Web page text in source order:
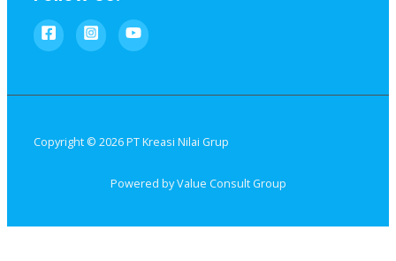
Copyright © 2026 PT Kreasi Nilai Grup
Powered by Value Consult Group